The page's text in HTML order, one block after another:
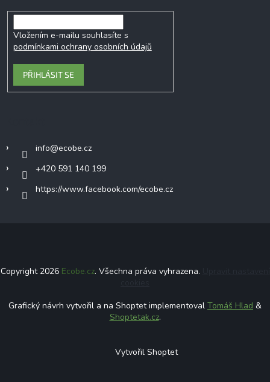
Vložením e-mailu souhlasíte s
podmínkami ochrany osobních údajů
PŘIHLÁSIT SE
info@ecobe.cz
+420 591 140 199
https://www.facebook.com/ecobe.cz
Copyright 2026 Ecobe.cz. Všechna práva vyhrazena.
Grafický návrh vytvořil a na Shoptet implementoval Tomáš Hlad &
Shoptetak.cz.
Vytvořil Shoptet